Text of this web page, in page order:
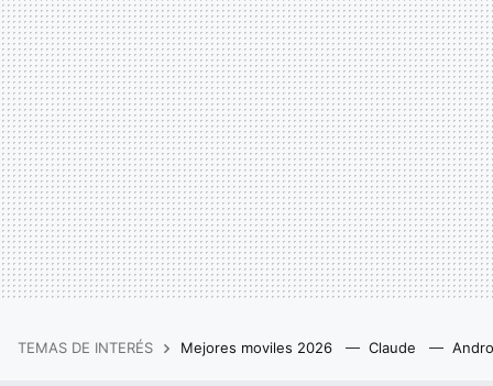
TEMAS DE INTERÉS Mejores moviles 2026 Claude